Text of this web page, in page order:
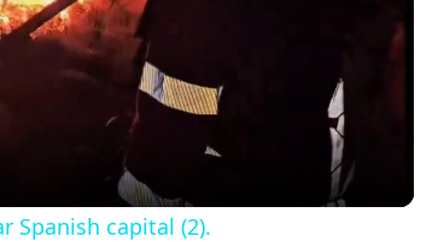
Spanish capital (2).